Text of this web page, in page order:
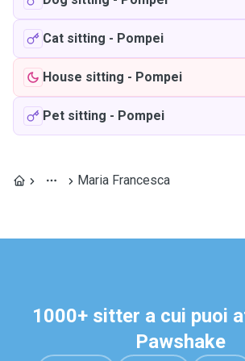
Cat sitting - Pompei
House sitting - Pompei
Pet sitting - Pompei
Maria Francesca
1000+ sitter a cui puoi
Pawshake